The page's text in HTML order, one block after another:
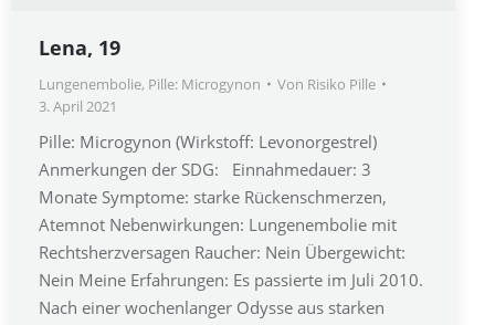
Lena, 19
Lungenembolie, Pille: Microgynon Von Risiko Pille
3. April 2021
Pille: Microgynon (Wirkstoff: Levonorgestrel)
Anmerkungen der SDG: Einnahmedauer: 3
Monate Symptome: starke Rückenschmerzen,
Atemnot Nebenwirkungen: Lungenembolie mit
Rechtsherzversagen Raucher: Nein Übergewicht:
Nein Meine Erfahrungen: Es passierte im Juli 2010.
Nach einer wochenlanger Odysse aus starken